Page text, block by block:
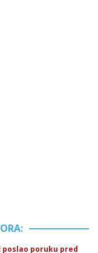
poslao poruku pred